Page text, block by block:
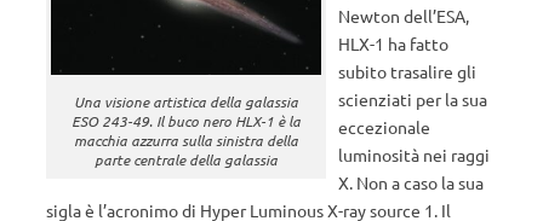
Una visione artistica della galassia
ESO 243-49. Il buco nero HLX-1 è la
macchia azzurra sulla sinistra della
parte centrale della galassia
Newton dell’ESA,
HLX-1 ha fatto
subito trasalire gli
scienziati per la sua
eccezionale
luminosità nei raggi
X. Non a caso la sua
sigla è l’acronimo di Hyper Luminous X-ray source 1. Il